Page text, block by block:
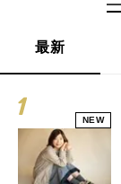
最新
NEW